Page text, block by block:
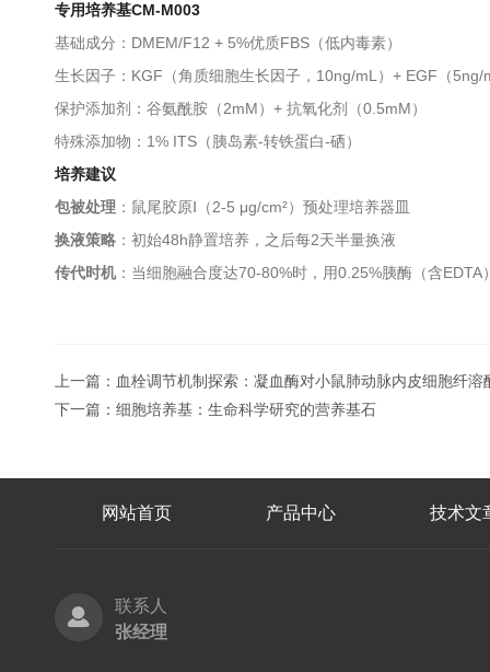
专用培养基CM-M003
基础成分：DMEM/F12 + 5%优质FBS（低内毒素）
生长因子：KGF（角质细胞生长因子，10ng/mL）+ EGF（5ng/
保护添加剂：谷氨酰胺（2mM）+ 抗氧化剂（0.5mM）
特殊添加物：1% ITS（胰岛素-转铁蛋白-硒）
培养建议
包被处理 ：鼠尾胶原Ⅰ（2-5 μg/cm²）预处理培养器皿
换液策略 ：初始48h静置培养，之后每2天半量换液
传代时机 ：当细胞融合度达70-80%时，用0.25%胰酶（含EDTA
上一篇： 血栓调节机制探索：凝血酶对小鼠肺动脉内皮细胞纤溶
下一篇： 细胞培养基：生命科学研究的营养基石
网站首页 产品中心 技术文
联系人
张经理